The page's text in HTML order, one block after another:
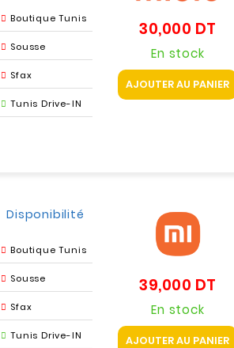
Boutique Tunis
Sousse
Sfax
Tunis Drive-IN
30,000 DT
En stock
AJOUTER AU PANIER
Disponibilité
Boutique Tunis
Sousse
Sfax
Tunis Drive-IN
39,000 DT
En stock
AJOUTER AU PANIER